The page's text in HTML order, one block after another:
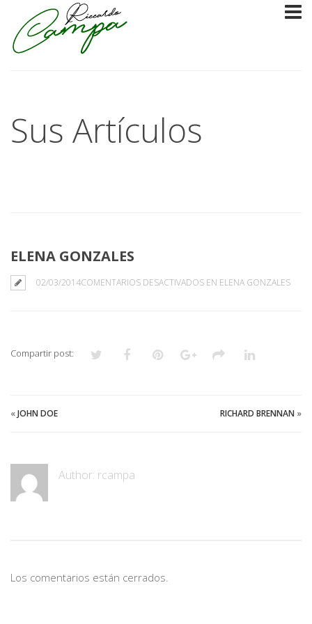
Sus Artículos
ELENA GONZALES
02/03/2014COMENTARIOS DESACTIVADOS EN ELENA GONZALES
Compartir post:
«JOHN DOE RICHARD BRENNAN »
Author: rcampa
Los comentarios están cerrados.